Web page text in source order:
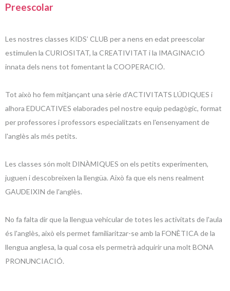
Preescolar
Les nostres classes KIDS’ CLUB per a nens en edat preescolar
estimulen la CURIOSITAT, la CREATIVITAT i la IMAGINACIÓ
innata dels nens tot fomentant la COOPERACIÓ.
Tot això ho fem mitjançant una sèrie d'ACTIVITATS LÚDIQUES i
alhora EDUCATIVES elaborades pel nostre equip pedagògic, format
per professores i professors especialitzats en l'ensenyament de
l'anglès als més petits.
Les classes són molt DINÀMIQUES on els petits experimenten,
juguen i descobreixen la llengüa. Això fa que els nens realment
GAUDEIXIN de l'anglès.
No fa falta dir que la llengua vehicular de totes les activitats de l'aula
és l'anglès, això els permet familiaritzar-se amb la FONÈTICA de la
llengua anglesa, la qual cosa els permetrà adquirir una molt BONA
PRONUNCIACIÓ.